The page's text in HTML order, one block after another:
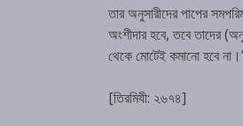
তার অনুসারীদের পাপের
অংশীদার হবে, তবে তাদের
থেকে মোটেই কমানো হবে
[তিরমিযী: ২৬৭৪]